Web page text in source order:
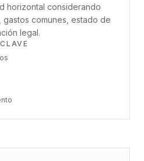
horizontal considerando
comunes, estado de
legal.